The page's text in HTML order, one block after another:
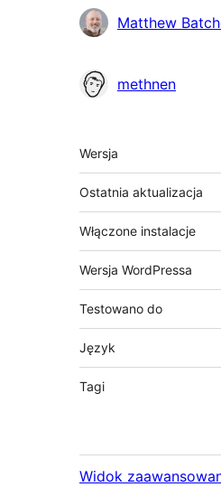
Matthew
methnen
Meta
Wersja
Ostatnia aktualizacja
Włączone instalacje
Wersja WordPressa
Testowano do
Język
Tagi
Widok